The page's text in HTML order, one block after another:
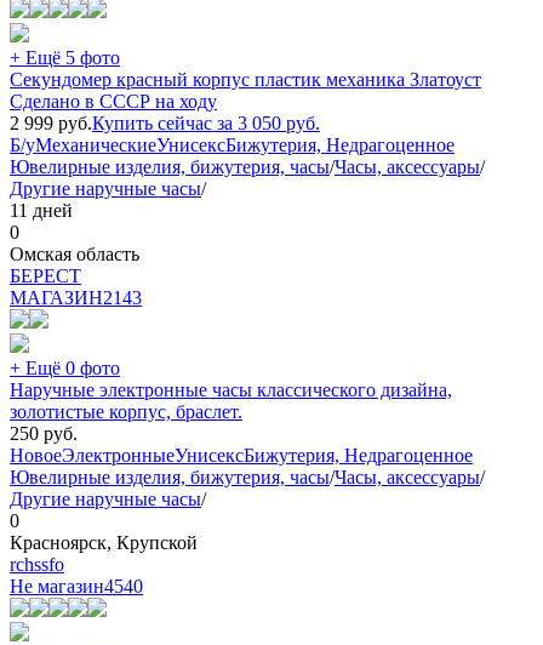
+ Ещё 5 фото
Секундомер красный корпус пластик механика Златоуст
Сделано в СССР на ходу
2 999 руб.Купить сейчас за 3 050 руб.
Б/уМеханическиеУнисексБижутерия, Недрагоценное
Ювелирные изделия, бижутерия, часы/Часы, аксессуары/
Другие наручные часы/
11 дней
0
Омская область
БEPECT
МАГАЗИН2143
+ Ещё 0 фото
Наручные электронные часы классического дизайна,
золотистые корпус, браслет.
250 руб.
НовоеЭлектронныеУнисексБижутерия, Недрагоценное
Ювелирные изделия, бижутерия, часы/Часы, аксессуары/
Другие наручные часы/
0
Красноярск, Крупской
rchssfo
Не магазин4540